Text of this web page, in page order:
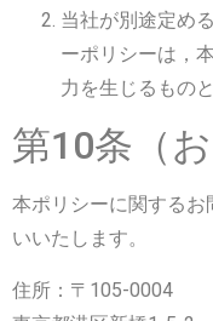
当社が別途定め
ーポリシーは，
力を生じるもの
第10条（
本ポリシーに関する
いいたします。
住所：〒105-0004